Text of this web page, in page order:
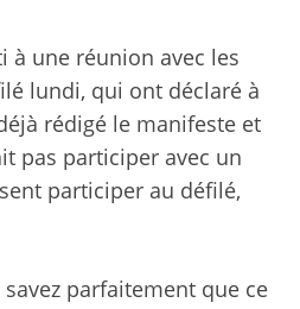
à une réunion avec les
lundi, qui ont déclaré à
rédigé le manifeste et
pas participer avec un
participer au défilé,
parfaitement que ce